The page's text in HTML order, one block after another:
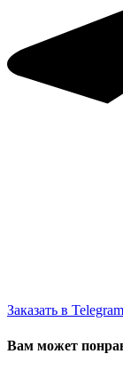
Заказать в Telegram
Вам может